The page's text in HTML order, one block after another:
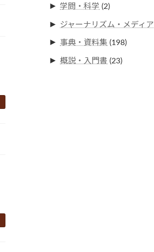
► 学問・科学 (2)
► ジャーナリズム・メディア
► 事典・資料集 (198)
► 概説・入門書 (23)